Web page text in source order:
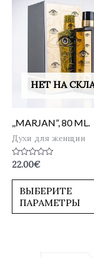
НЕТ НА
,,MARJAN”, 80 ML.
Духи для женщин
Оценка
из
22.00€
ВЫБЕРИТЕ
ПАРАМЕТРЫ